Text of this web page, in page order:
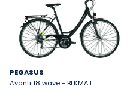
PEGASUS
Avanti 18 wave - BLKMAT